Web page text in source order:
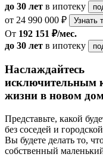
до 30 лет в ипотеку
от 24 990 000 ₽ Узнать
От 192 151 ₽/мес.
до 30 лет в ипотеку
Наслаждайтесь
исключительным
жизни в новом
Представьте, какой
без соседей и
Вы будете делать то,
собственный